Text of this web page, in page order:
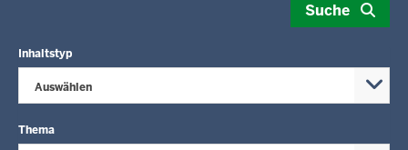
Suche
Inhaltstyp
Auswählen
Thema